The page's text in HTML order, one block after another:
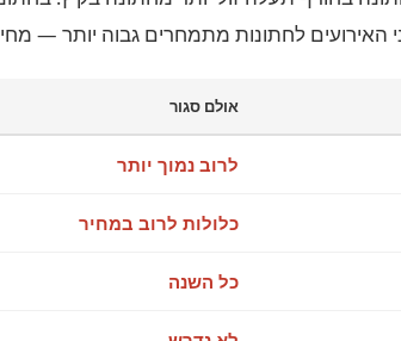
אולם סגור
לרוב נמוך יותר
כלולות לרוב במחיר
כל השנה